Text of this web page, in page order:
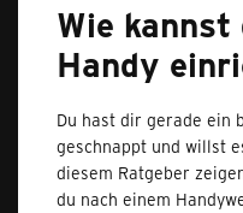
Wie kannst
Handy
Du hast dir gerade ein
geschnappt und willst
diesem Ratgeber
du nach einem